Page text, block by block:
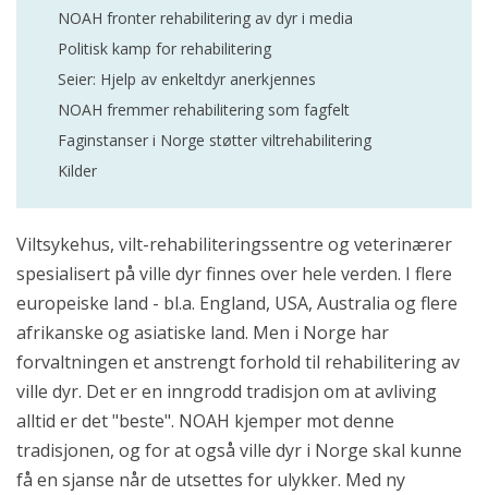
NOAH fronter rehabilitering av dyr i media
Politisk kamp for rehabilitering
Seier: Hjelp av enkeltdyr anerkjennes
NOAH fremmer rehabilitering som fagfelt
Faginstanser i Norge støtter viltrehabilitering
Kilder
Viltsykehus, vilt-rehabiliteringssentre og veterinærer
spesialisert på ville dyr finnes over hele verden. I flere
europeiske land - bl.a. England, USA, Australia og flere
afrikanske og asiatiske land. Men i Norge har
forvaltningen et anstrengt forhold til rehabilitering av
ville dyr. Det er en inngrodd tradisjon om at avliving
alltid er det "beste". NOAH kjemper mot denne
tradisjonen, og for at også ville dyr i Norge skal kunne
få en sjanse når de utsettes for ulykker. Med ny